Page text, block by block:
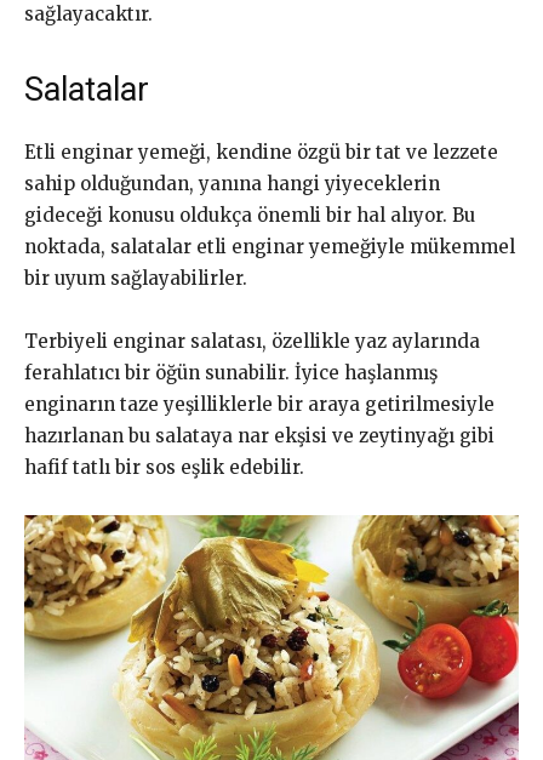
sağlayacaktır.
Salatalar
Etli enginar yemeği, kendine özgü bir tat ve lezzete
sahip olduğundan, yanına hangi yiyeceklerin
gideceği konusu oldukça önemli bir hal alıyor. Bu
noktada, salatalar etli enginar yemeğiyle mükemmel
bir uyum sağlayabilirler.
Terbiyeli enginar salatası, özellikle yaz aylarında
ferahlatıcı bir öğün sunabilir. İyice haşlanmış
enginarın taze yeşilliklerle bir araya getirilmesiyle
hazırlanan bu salataya nar ekşisi ve zeytinyağı gibi
hafif tatlı bir sos eşlik edebilir.